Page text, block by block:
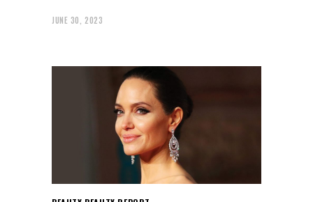
JUNE 30, 2023